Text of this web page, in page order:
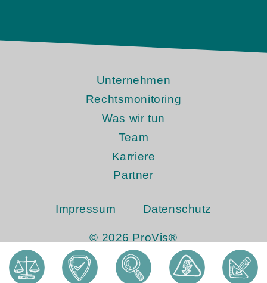
Unternehmen
Rechtsmonitoring
Was wir tun
Team
Karriere
Partner
Impressum Datenschutz
© 2026 ProVis®
Design & Entwicklung von